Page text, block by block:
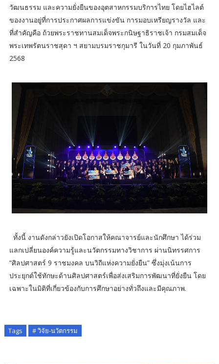
วัฒนธรรม และความยั่งยืนของอุตสาหกรรมบริการไทย โดยไฮไลต์
ของงานอยู่ที่การประกาศผลการแข่งขัน การมอบเหรียญรางวัล และ
ที่สำคัญคือ ถ้วยพระราชทานสมเด็จพระกนิษฐาธิราชเจ้า กรมสมเด็จ
พระเทพรัตนราชสุดา ฯ สยามบรมราชกุมารี ในวันที่ 20 กุมภาพันธ์
2568
ทั้งนี้ งานดังกล่าวยังเปิดโอกาสให้คณาจารย์และนักศึกษา ได้ร่วม
แลกเปลี่ยนองค์ความรู้และนวัตกรรมทางวิชาการ ผ่านนิทรรศการ
“ศิลปศาสตร์ 9 ราชมงคล บนวิถีแห่งความยั่งยืน” ซึ่งมุ่งเน้นการ
ประยุกต์ใช้ทักษะด้านศิลปศาสตร์เพื่อส่งเสริมการพัฒนาที่ยั่งยืน โดย
เฉพาะในมิติที่เกี่ยวข้องกับการศึกษาอย่างทั่วถึงและมีคุณภาพ.
Tags # วิจัย-นวัตกรรม